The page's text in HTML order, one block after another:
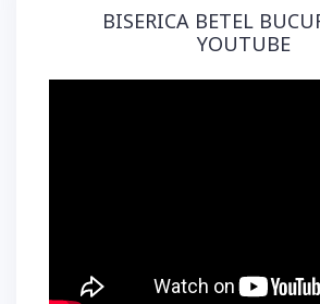
BISERICA BETEL
YOUTUBE